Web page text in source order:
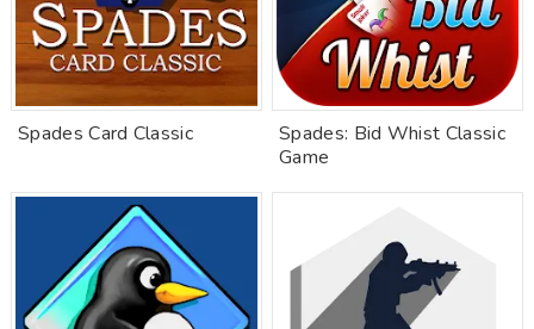
Spades Card Classic
Spades: Bid Whist Classic
Game